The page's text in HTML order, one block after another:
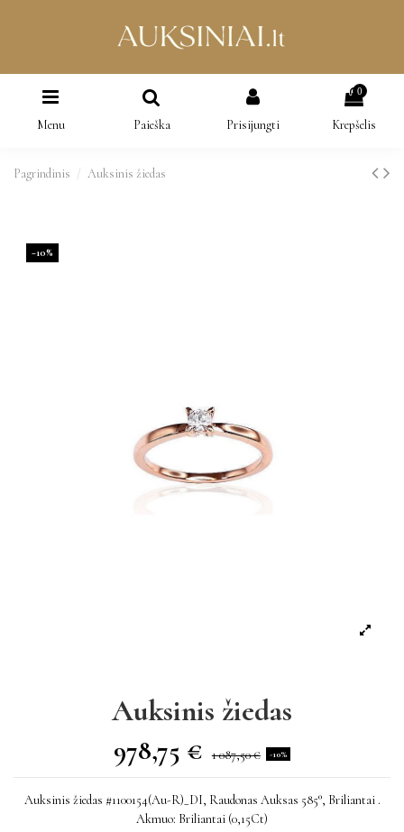
Menu Paieška Prisijungti
0
Krepšelis
Pagrindinis Auksinis žiedas
−10%
Auksinis žiedas
978,75 € 1 087,50 € -10%
Auksinis žiedas #1100154(Au-R)_DI, Raudonas Auksas 585°, Briliantai .
Akmuo: Briliantai (0,15Ct)